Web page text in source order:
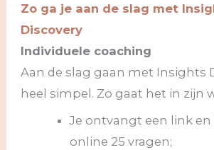
Zo ga je aan de slag met
Discovery
Individuele coaching
Aan de slag gaan met Insights
heel simpel. Zo gaat het in zijn
Je ontvangt een link
online 25 vragen;